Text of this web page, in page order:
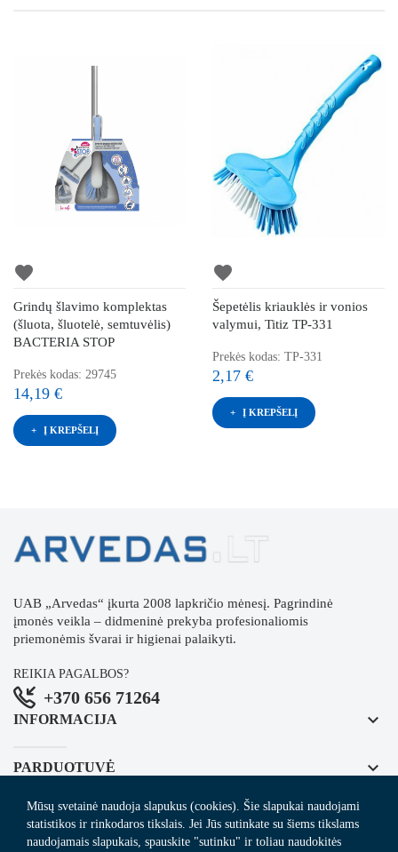
favorite
Grindų šlavimo komplektas
(šluota, šluotelė, semtuvėlis)
BACTERIA STOP
Prekės kodas: 29745
14,19 €
Į KREPŠELĮ
favorite
Šepetėlis kriauklės ir vonios
valymui, Titiz TP-331
Prekės kodas: TP-331
2,17 €
Į KREPŠELĮ
UAB „Arvedas“ įkurta 2008 lapkričio mėnesį. Pagrindinė
įmonės veikla – didmeninė prekyba profesionaliomis
priemonėmis švarai ir higienai palaikyti.
REIKIA PAGALBOS?
+370 656 71264
INFORMACIJA keyboard_arrow_down
PARDUOTUVĖ keyboard_arrow_down
REGISTRUOKITĖS NAUJIENLAIŠKIUI
Mūsų svetainė naudoja slapukus (cookies). Šie slapukai naudojami
statistikos ir rinkodaros tikslais. Jei Jūs sutinkate su šiems tikslams
naudojamais slapukais, spauskite "sutinku" ir toliau naudokitės